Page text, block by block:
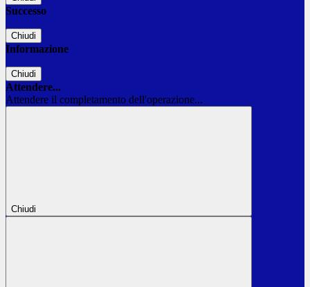
Successo
Chiudi
Informazione
Chiudi
Attendere...
Attendere il completamento dell'operazione...
Chiudi